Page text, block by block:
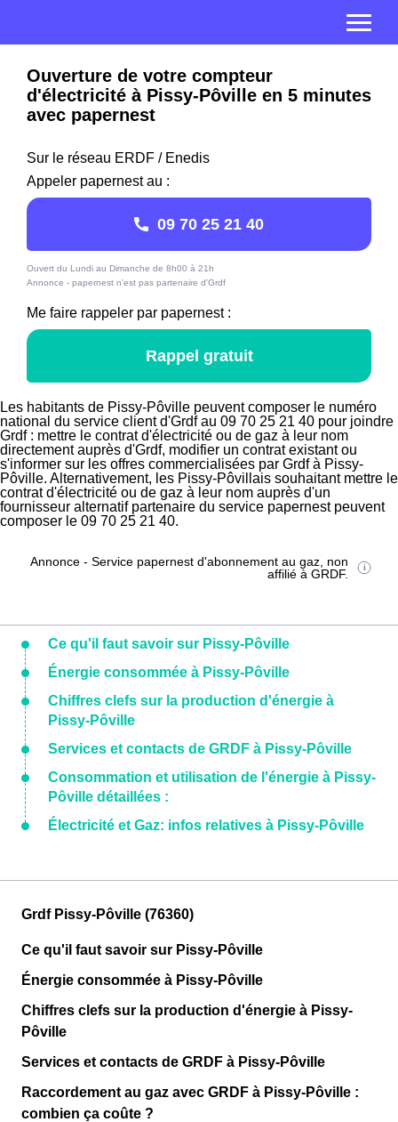
Ouverture de votre compteur
d'électricité à Pissy-Pôville en 5 minutes
avec papernest
Sur le réseau ERDF / Enedis
Appeler papernest au :
09 70 25 21 40
Ouvert du Lundi au Dimanche de 8h00 à 21h
Annonce - papernest n'est pas partenaire d'Grdf
Me faire rappeler par papernest :
Rappel gratuit
Les habitants de Pissy-Pôville peuvent composer le numéro
national du service client d'Grdf au 09 70 25 21 40 pour joindre
Grdf : mettre le contrat d'électricité ou de gaz à leur nom
directement auprès d'Grdf, modifier un contrat existant ou
s'informer sur les offres commercialisées par Grdf à Pissy-
Pôville. Alternativement, les Pissy-Pôvillais souhaitant mettre le
contrat d'électricité ou de gaz à leur nom auprès d'un
fournisseur alternatif partenaire du service papernest peuvent
composer le 09 70 25 21 40.
Annonce - Service papernest d'abonnement au gaz, non
affilié à GRDF.
Ce qu'il faut savoir sur Pissy-Pôville
Énergie consommée à Pissy-Pôville
Chiffres clefs sur la production d'énergie à
Pissy-Pôville
Services et contacts de GRDF à Pissy-Pôville
Consommation et utilisation de l'énergie à Pissy-
Pôville détaillées :
Électricité et Gaz: infos relatives à Pissy-Pôville
Grdf Pissy-Pôville (76360)
Ce qu'il faut savoir sur Pissy-Pôville
Énergie consommée à Pissy-Pôville
Chiffres clefs sur la production d'énergie à Pissy-
Pôville
Services et contacts de GRDF à Pissy-Pôville
Raccordement au gaz avec GRDF à Pissy-Pôville :
combien ça coûte ?